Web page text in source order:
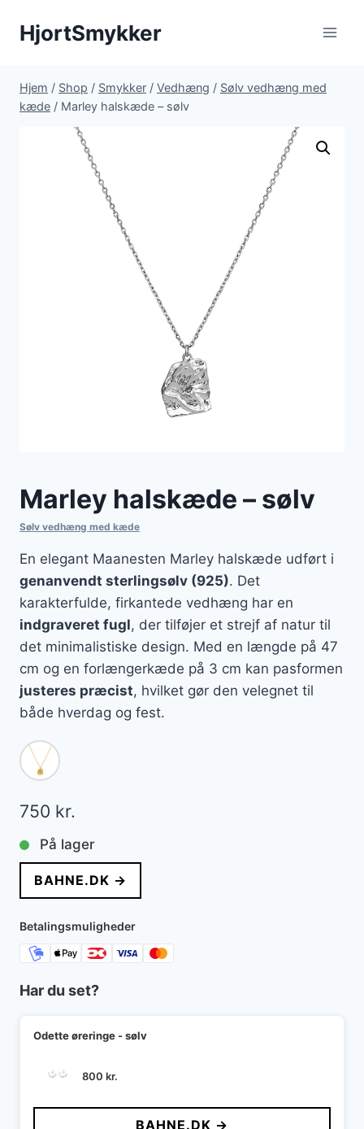
HjortSmykker
Hjem / Shop / Smykker / Vedhæng / Sølv vedhæng med
kæde / Marley halskæde – sølv
Marley halskæde – sølv
Sølv vedhæng med kæde
En elegant Maanesten Marley halskæde udført i
genanvendt sterlingsølv (925). Det
karakterfulde, firkantede vedhæng har en
indgraveret fugl, der tilføjer et strejf af natur til
det minimalistiske design. Med en længde på 47
cm og en forlængerkæde på 3 cm kan pasformen
justeres præcist, hvilket gør den velegnet til
både hverdag og fest.
750 kr.
På lager
BAHNE.DK →
Betalingsmuligheder
Har du set?
Odette øreringe - sølv
800 kr.
BAHNE.DK →